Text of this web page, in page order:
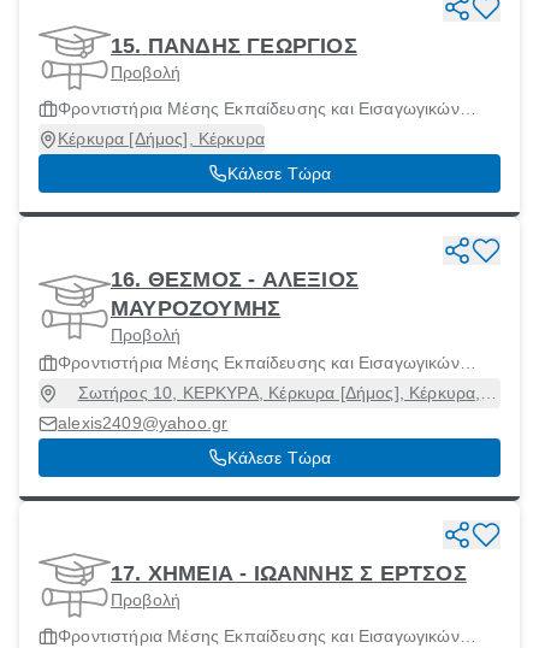
15. ΠΑΝΔΗΣ ΓΕΩΡΓΙΟΣ
Προβολή
Φροντιστήρια Μέσης Εκπαίδευσης και Εισαγωγικών
Εξετάσεων Ανωτάτων Σχολών
Κέρκυρα [Δήμος], Κέρκυρα
Κάλεσε Τώρα
16. ΘΕΣΜΟΣ - ΑΛΕΞΙΟΣ
ΜΑΥΡΟΖΟΥΜΗΣ
Προβολή
Φροντιστήρια Μέσης Εκπαίδευσης και Εισαγωγικών
Εξετάσεων Ανωτάτων Σχολών
Σωτήρος 10, ΚΕΡΚΥΡΑ, Κέρκυρα [Δήμος], Κέρκυρα,
alexis2409@yahoo.gr
Κάλεσε Τώρα
17. ΧΗΜΕΙΑ - ΙΩΑΝΝΗΣ Σ ΕΡΤΣΟΣ
Προβολή
Φροντιστήρια Μέσης Εκπαίδευσης και Εισαγωγικών